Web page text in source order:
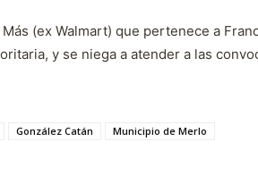
(ex Walmart) que pertenece a
y se niega a atender a las
González Catán
Municipio de Merlo